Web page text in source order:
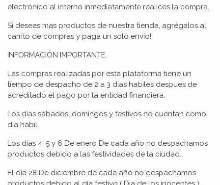
electrónico al interno inmediatamente realices la compra.
Si deseas mas productos de nuestra tienda, agrégalos al
carrito de compras y paga un solo envío!
INFORMACIÓN IMPORTANTE.
Las compras realizadas por esta plataforma tiene un
tiempo de despacho de 2 a 3 dias habiles despues de
acreditado el pago por la entidad financiera.
Los días sábados, domingos y festivos no cuentan como
día hábil.
Los días 4, 5 y 6 De enero De cada año no despachamos
productos debido a las festividades de la ciudad.
El día 28 De diciembre de cada año no despachamos